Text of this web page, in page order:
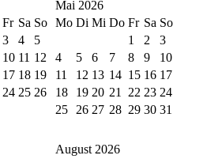
Fr Sa So
3 4
5
10 11 12
17 18 19
24 25 26
Mai 2026
Mo Di Mi Do Fr Sa So
1
2
3
4
5 6 7 8 9
10
11
12 13 14 15 16 17
18
19 20 21 22 23 24
25
26 27 28 29 30 31
August 2026